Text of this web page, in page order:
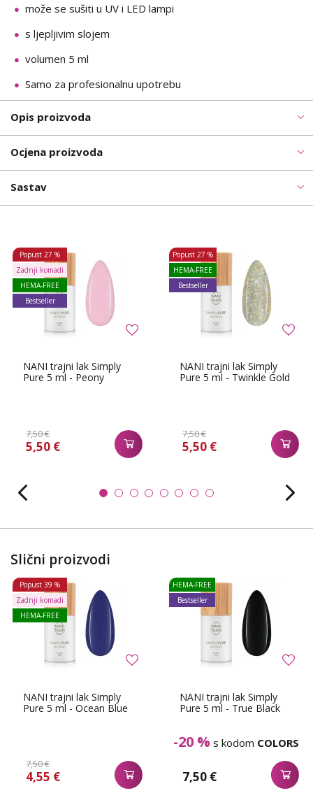
može se sušiti u UV i LED lampi
s ljepljivim slojem
volumen 5 ml
Samo za profesionalnu upotrebu
Opis proizvoda
Ocjena proizvoda
Sastav
NANI trajni lak Simply
Pure 5 ml - Peony
7,50 €
5,50 €
Popust 27 %
Zadnji komadi
HEMA-FREE
Bestseller
NANI trajni lak Simply
Pure 5 ml - Twinkle Gold
7,50 €
5,50 €
Popust 27 %
HEMA-FREE
Bestseller
Slični proizvodi
NANI trajni lak Simply
Pure 5 ml - Ocean Blue
7,50 €
4,55 €
Popust 39 %
Zadnji komadi
HEMA-FREE
NANI trajni lak Simply
Pure 5 ml - True Black
-20 % s kodom COLORS
7,50 €
HEMA-FREE
Bestseller